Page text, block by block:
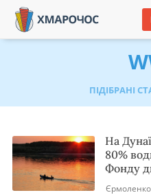
ПІДІБРАНІ
На
80%
Фонду